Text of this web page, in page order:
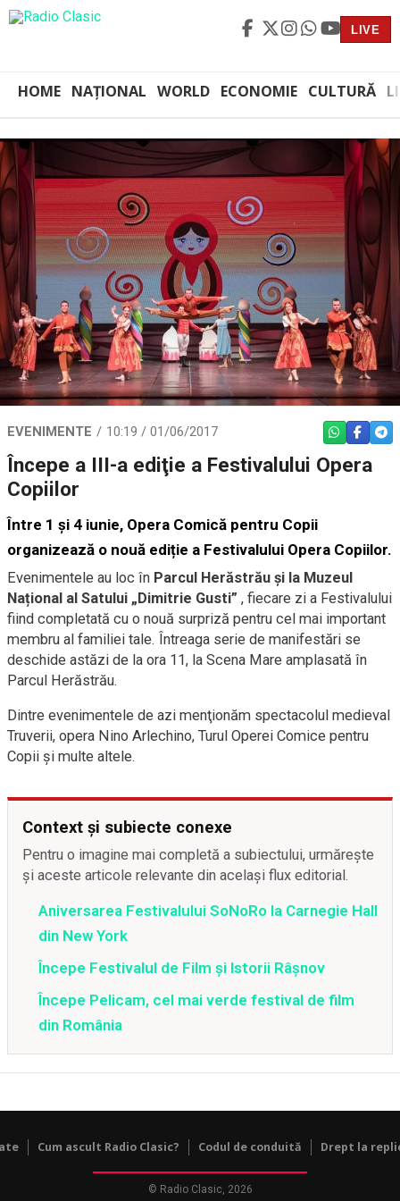
LIVE
HOME NAȚIONAL WORLD ECONOMIE CULTURĂ
EVENIMENTE 10:19 / 01/06/2017 WHATSAPP
Începe a III-a ediţie a Festivalului Opera
Copiilor
Între 1 și 4 iunie, Opera Comică pentru Copii
organizează o nouă ediție a Festivalului Opera Copiilor.
Evenimentele au loc în Parcul Herăstrău și la Muzeul
Național al Satului „Dimitrie Gusti” , fiecare zi a Festivalului
fiind completată cu o nouă surpriză pentru cel mai important
membru al familiei tale. Întreaga serie de manifestări se
deschide astăzi de la ora 11, la Scena Mare amplasată în
Parcul Herăstrău.
Dintre evenimentele de azi menţionăm spectacolul medieval
Truverii, opera Nino Arlechino, Turul Operei Comice pentru
Copii şi multe altele.
Context și subiecte conexe
Pentru o imagine mai completă a subiectului, urmărește
și aceste articole relevante din același flux editorial.
Aniversarea Festivalului SoNoRo la Carnegie Hall
din New York
Începe Festivalul de Film și Istorii Râșnov
Începe Pelicam, cel mai verde festival de film
din România
Cum ascult Radio Clasic? Codul de conduită Drept la
© Radio Clasic, 2026